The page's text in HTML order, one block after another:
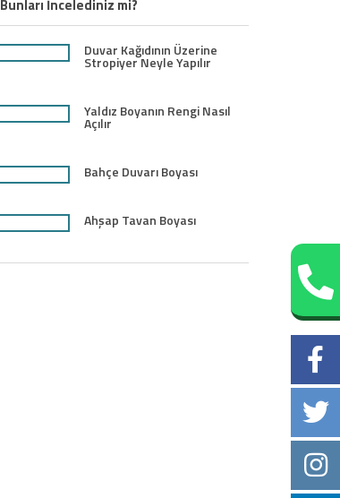
Bunları İncelediniz mi?
Duvar Kağıdının Üzerine
Stropiyer Neyle Yapılır
Yaldız Boyanın Rengi Nasıl
Açılır
Bahçe Duvarı Boyası
Ahşap Tavan Boyası